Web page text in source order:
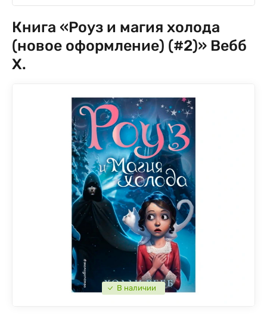
Книга «Роуз и магия холода
(новое оформление) (#2)» Вебб
Х.
В наличии